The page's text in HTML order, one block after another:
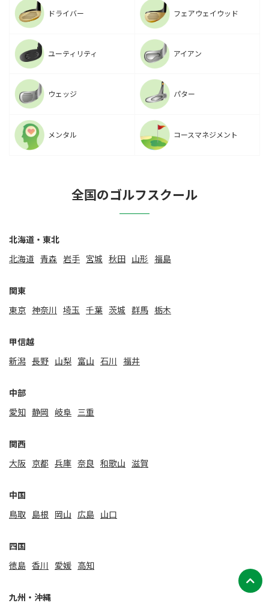
ドライバー フェアウェイウッド
ユーティリティ アイアン
ウェッジ パター
メンタル コースマネジメント
全国のゴルフスクール
北海道・東北
北海道 ⻘森 岩手 宮城 秋田 山形 福島
関東
東京 神奈川 埼玉 千葉 茨城 群馬 栃木
甲信越
新潟 ⻑野 山梨 富山 石川 福井
中部
愛知 静岡 岐阜 三重
関⻄
大阪
京都 兵庫 奈良 和歌山 滋賀
中国
鳥取
島根 岡山 広島 山口
四国
徳島 香川 愛媛 高知
九州・沖縄